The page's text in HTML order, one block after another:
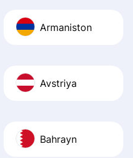
Armaniston
Avstriya
Bahrayn